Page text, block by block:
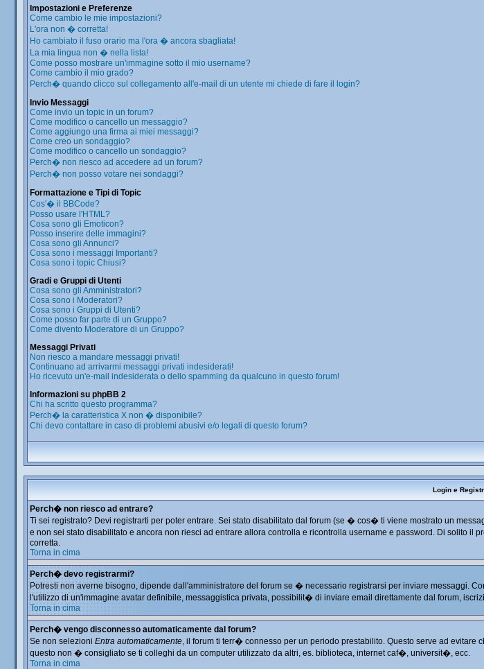
Impostazioni e Preferenze
Come cambio le mie impostazioni?
L'ora non � corretta!
Ho cambiato il fuso orario ma l'ora � ancora sbagliata!
La mia lingua non � nella lista!
Come posso mostrare un'immagine sotto il mio username?
Come cambio il mio grado?
Perch� quando clicco sul collegamento all'e-mail di un utente mi chiede di fare il login?
Invio Messaggi
Come invio un topic in un forum?
Come modifico o cancello un messaggio?
Come aggiungo una firma ai miei messaggi?
Come creo un sondaggio?
Come modifico o cancello un sondaggio?
Perch� non riesco ad accedere ad un forum?
Perch� non posso votare nei sondaggi?
Formattazione e Tipi di Topic
Cos'� il BBCode?
Posso usare l'HTML?
Cosa sono gli Emoticon?
Posso inserire delle immagini?
Cosa sono gli Annunci?
Cosa sono i messaggi Importanti?
Cosa sono i topic Chiusi?
Gradi e Gruppi di Utenti
Cosa sono gli Amministratori?
Cosa sono i Moderatori?
Cosa sono i Gruppi di Utenti?
Come posso far parte di un Gruppo?
Come divento Moderatore di un Gruppo?
Messaggi Privati
Non riesco a mandare messaggi privati!
Continuano ad arrivarmi messaggi privati indesiderati!
Ho ricevuto un'e-mail indesiderata o dello spamming da qualcuno in questo forum!
Informazioni su phpBB 2
Chi ha scritto questo programma?
Perch� la caratteristica X non � disponibile?
Chi devo contattare in caso di problemi abusivi e/o legali di questo forum?
Login e
Perch� non riesco ad entrare?
Ti sei registrato? Devi registrarti per poter entrare. Sei stato disabilitato dal forum (se � cos� ti viene mostrato un
e non sei stato disabilitato e ancora non riesci ad entrare allora controlla e ricontrolla username e password. Di solito
corretta.
Torna in cima
Perch� devo registrarmi?
Potresti non averne bisogno, dipende dall'amministratore del forum se � necessario registrarsi per inviare messaggi.
l'utilizzo di un'immagine avatar definibile, messaggistica privata, possibilit� di inviare email direttamente dal forum,
Torna in cima
Perch� vengo disconnesso automaticamente dal forum?
Se non selezioni Entra automaticamente, il forum ti terr� connesso per un periodo prestabilito. Questo serve ad evitare
questo non � consigliato se ti colleghi da un computer utilizzato da altri, es. biblioteca, internet caf�, universit�, ecc.
Torna in cima